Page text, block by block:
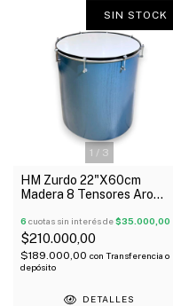
1 / 3
SIN STOCK
HM Zurdo 22"X60cm
Madera 8 Tensores Aro
6 cuotas sin interés de$35.000,00
$210.000,00
$189.000,00 con Transferencia o
depósito
DETALLES